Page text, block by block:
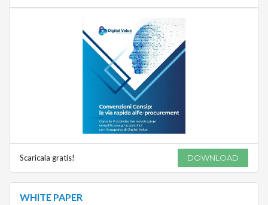
Scaricala gratis! DOWNLOAD
WHITE PAPER